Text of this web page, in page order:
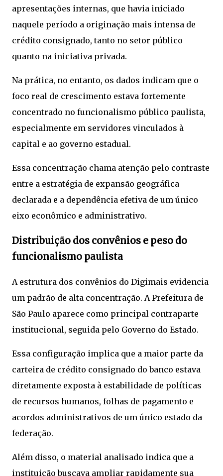
apresentações internas, que havia iniciado
naquele período a originação mais intensa de
crédito consignado, tanto no setor público
quanto na iniciativa privada.
Na prática, no entanto, os dados indicam que o
foco real de crescimento estava fortemente
concentrado no funcionalismo público paulista,
especialmente em servidores vinculados à
capital e ao governo estadual.
Essa concentração chama atenção pelo contraste
entre a estratégia de expansão geográfica
declarada e a dependência efetiva de um único
eixo econômico e administrativo.
Distribuição dos convênios e peso do
funcionalismo paulista
A estrutura dos convênios do Digimais evidencia
um padrão de alta concentração. A Prefeitura de
São Paulo aparece como principal contraparte
institucional, seguida pelo Governo do Estado.
Essa configuração implica que a maior parte da
carteira de crédito consignado do banco estava
diretamente exposta à estabilidade de políticas
de recursos humanos, folhas de pagamento e
acordos administrativos de um único estado da
federação.
Além disso, o material analisado indica que a
instituição buscava ampliar rapidamente sua